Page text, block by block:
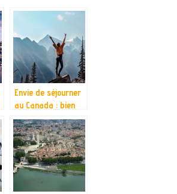
Envie de séjourner
au Canada : bien
préparer son
voyage